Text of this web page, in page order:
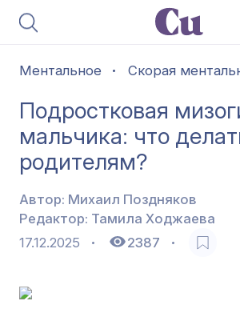
Ментальное Скорая
Подростковая
мальчика: что
родителям?
Автор: Михаил Поздняков
Редактор: Тамила Ходжаева
17.12.2025
2387